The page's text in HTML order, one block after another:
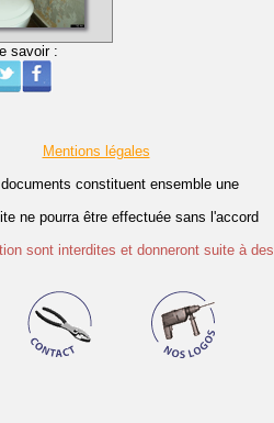
savoir :
Mentions légales
constituent ensemble une
ne pourra être effectuée sans l'accord
sont interdites et donneront suite à des